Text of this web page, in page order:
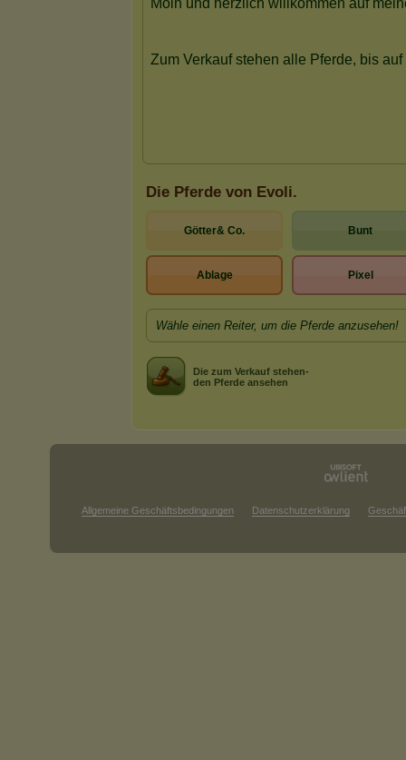
Die Pferde von Evoli.
Götter& Co. Bunt
Ablage Pixel
Wähle einen Reiter, um die Pferde anzusehen!
Die zum Verkauf stehen-
den Pferde ansehen
Allgemeine Geschäftsbedingungen Datenschutzerklärung